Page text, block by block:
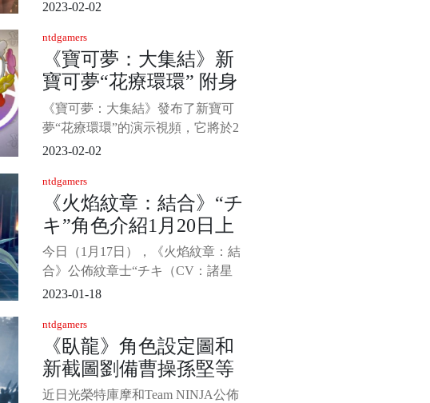
比，重製版有許多不同之處。 《生
隨玩家，玩家再也不能像原版中那
樣，把她丟在一個安全角落並告訴
她不要移動。阿什莉不再有單獨的
血條，當她受到極大傷害時會倒
下，如果再受到攻擊的話就會死
2023-02-02
ntdgamers
《寶可夢：大集結》新
寶可夢“花療環環” 附身
隊友提供治療
《寶可夢：大集結》發布了新寶可
夢“花療環環”的演示視頻，它將於2
月2日正式上線。“花療環環”可以附
妨礙敵方的輔助型寶可夢，集結招
式是“治愈之禮” 《寶可夢：大集
結》是由騰訊旗下天美工作室群開
2023-02-02
ntdgamers
《火焰紋章：結合》“チ
キ”角色介紹1月20日上
線
今日（1月17日），《火焰紋章：結
合》公佈紋章士“チキ（CV：諸星
堇）”，她是一位有著神龍族血統天
章士”，擁有強化夥伴、契約技能“龍
化”等能力，該作將於1月20日登陸任
天堂Switch平台，支持中
2023-01-18
ntdgamers
《臥龍》角色設定圖和
新截圖劉備曹操孫堅等
登場
近日光榮特庫摩和Team NINJA公佈